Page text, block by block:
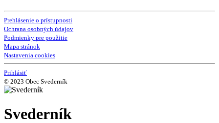
Prehlásenie o prístupnosti
Ochrana osobných údajov
Podmienky pre použitie
Mapa stránok
Nastavenia cookies
Prihlásiť
© 2023 Obec Svederník
Svederník